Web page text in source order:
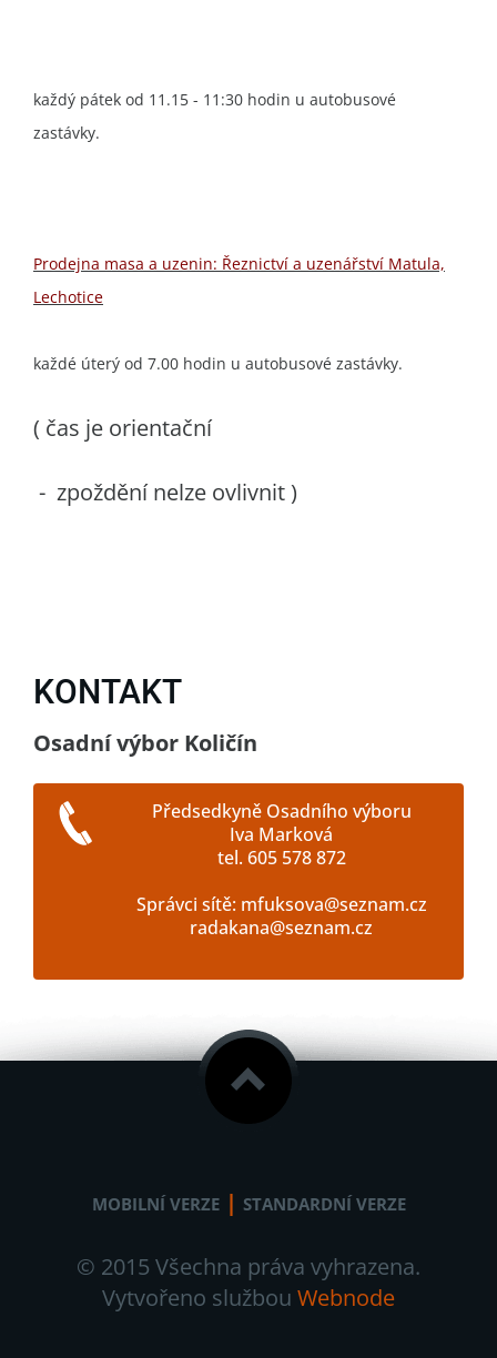
každý pátek od 11.15 - 11:30 hodin u autobusové
zastávky.
Prodejna masa a uzenin: Řeznictví a uzenářství Matula,
Lechotice
každé úterý od 7.00 hodin u autobusové zastávky.
( čas je orientační
- zpoždění nelze ovlivnit )
KONTAKT
Osadní výbor Količín
Předsedkyně Osadního výboru
Iva Marková
tel. 605 578 872
Správci sítě: mfuksova@seznam.cz
radakana@seznam.cz
MOBILNÍ VERZE | STANDARDNÍ VERZE
© 2015 Všechna práva vyhrazena.
Vytvořeno službou Webnode